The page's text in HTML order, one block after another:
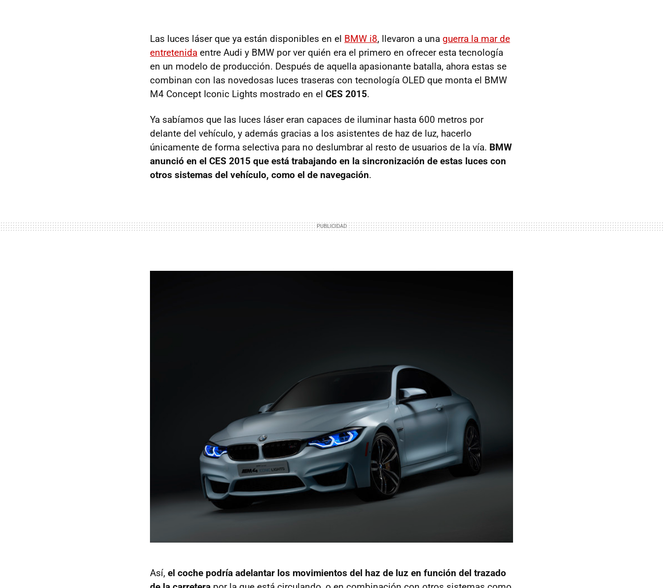
Las luces láser que ya están disponibles en el BMW i8, llevaron a una guerra la mar de
entretenida entre Audi y BMW por ver quién era el primero en ofrecer esta tecnología
en un modelo de producción. Después de aquella apasionante batalla, ahora estas se
combinan con las novedosas luces traseras con tecnología OLED que monta el BMW
M4 Concept Iconic Lights mostrado en el CES 2015.
Ya sabíamos que las luces láser eran capaces de iluminar hasta 600 metros por
delante del vehículo, y además gracias a los asistentes de haz de luz, hacerlo
únicamente de forma selectiva para no deslumbrar al resto de usuarios de la vía. BMW
anunció en el CES 2015 que está trabajando en la sincronización de estas luces con
otros sistemas del vehículo, como el de navegación.
Así, el coche podría adelantar los movimientos del haz de luz en función del trazado